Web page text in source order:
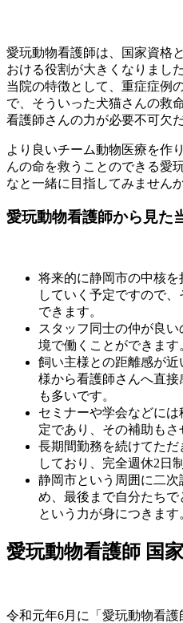
愛玩動物看護師は、国家資格
おける役割が大きくなりました
当院の特徴として、重症症例
で、そういった犬猫さんの救
看護師さんの力が必要不可欠
より良いチーム動物医療を作
んの命を救うことのできる愛
なと一緒に目指してみませんか
愛玩動物看護師から見た
将来的に静岡市の中核
していく予定ですので
できます。
スタッフ同士の仲が良
境で働くことができます
飼い主様との距離感が
様から看護師さんへ直
も多いです。
セミナーや学会などに
定であり、その補助もさ
長期間勤務を続けてた
しており、完全週休2日
静岡市という周囲に二
め、最後まで自分たち
という力が身につきます
愛玩動物看護師 国
令和元年6月に「愛玩動物看護